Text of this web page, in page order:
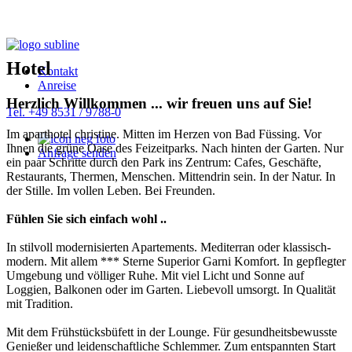
Kontakt
Anreise
Tel. +49 8531 / 9788-0
Anfrage senden
Hotel
Herzlich Willkommen ... wir freuen uns auf Sie!
Im aparthotel christine. Mitten im Herzen von Bad Füssing. Vor
Ihnen die grüne Oase des Feizeitparks. Nach hinten der Garten. Nur
ein paar Schritte durch den Park ins Zentrum: Cafes, Geschäfte,
Restaurants, Thermen, Menschen. Mittendrin sein. In der Natur. In
der Stille. Im vollen Leben. Bei Freunden.
Fühlen Sie sich einfach wohl ..
In stilvoll modernisierten Apartements. Mediterran oder klassisch-
modern. Mit allem *** Sterne Superior Garni Komfort. In gepflegter
Umgebung und völliger Ruhe. Mit viel Licht und Sonne auf
Loggien, Balkonen oder im Garten. Liebevoll umsorgt. In Qualität
mit Tradition.
Mit dem Frühstücksbüfett in der Lounge. Für gesundheitsbewusste
Genießer und leidenschaftliche Schlemmer. Zum entspannten Start